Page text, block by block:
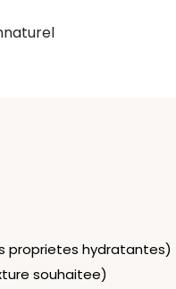
proprietes hydratantes)
souhaitee)